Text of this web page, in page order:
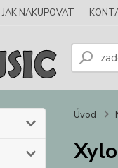
JAK NAKUPOVAT
Úvod